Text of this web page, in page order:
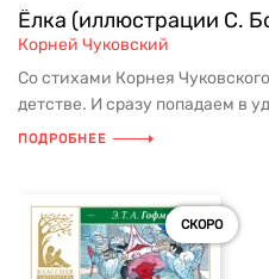
Ёлка (иллюстрации С.
Корней Чуковский
Со стихами Корнея
детстве. И сразу попадаем в
ПОДРОБНЕЕ
СКОРО